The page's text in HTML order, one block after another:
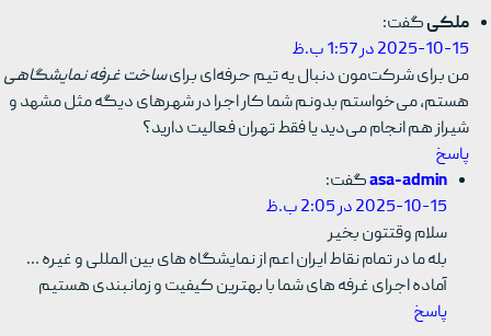
ملکیگفت:
2025-10-15 در 1:57 ب.ظ
من برای شرکت‌مون دنبال یه تیم حرفه‌ای برایساخت غرفه نمایشگاهی
هستم، می‌خواستم بدونم شما کار اجرا در شهرهای دیگه مثل مشهد و
شیراز هم انجام می‌دید یا فقط تهران فعالیت دارید؟
پاسخ
asa-adminگفت:
2025-10-15 در 2:05 ب.ظ
سلام وقتتون بخیر
بله ما در تمام نقاط ایران اعم از نمایشگاه های بین المللی و غیره …
آماده اجرای غرفه های شما با بهترین کیفیت و زمانبندی هستیم
پاسخ